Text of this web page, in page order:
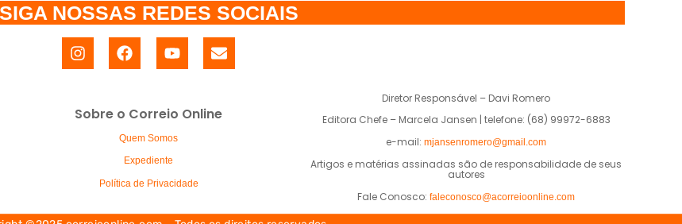
SIGA NOSSAS REDES SOCIAIS
Sobre o Correio Online
Quem Somos
Expediente
Política de Privacidade
Diretor Responsável – Davi Romero
Editora Chefe – Marcela Jansen | telefone: (68) 99972-6883
e-mail: mjansenromero@gmail.com
Artigos e matérias assinadas são de responsabilidade de seus
autores
Fale Conosco: faleconosco@acorreioonline.com